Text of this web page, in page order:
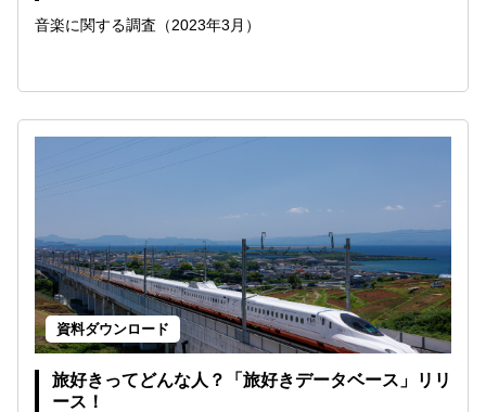
音楽に関する調査（2023年3月）
資料ダウンロード
旅好きってどんな人？「旅好きデータベース」リリ
ース！